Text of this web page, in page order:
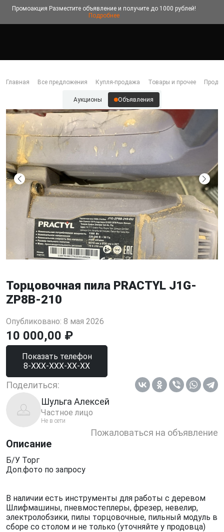
Промоакция Разместите объявление и получите до 1000 рублей!
Подробнее
Главная Все предложения Купля-продажа Товары и прочее
Аукционы Объявления
Торцовочная пила PRACTYL J1G-
ZP8B-210
Опубликовано: 8 мая 2026
10 000,00 ₽
Показать телефон
8-XXX-XXX-XX-XX
Поделиться:
Шульга Алексей
Частное лицо
Не в сети
Пожаловаться на объявление
Описание
Б/У Торг
Доп.фото по запросу
В наличии есть инструменты для работы с деревом
Шлифмашины, пневмостеплеры, фрезер, невелир,
электролобзики, пилы торцовочные, пильный модуль в
сборе со столом и не только (уточняйте у продовца)